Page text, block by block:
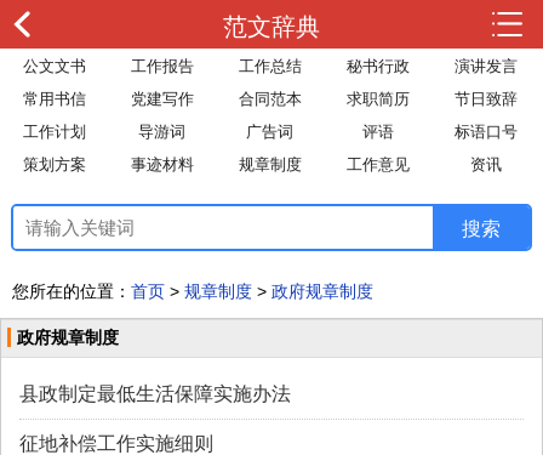
范文辞典
公文文书 工作报告 工作总结 秘书行政
演讲发言
常用书信
党建写作 合同范本 求职简历
节日致辞
工作计划
导游词 广告词 评语
标语口号
策划方案
事迹材料 规章制度 工作意见 资讯
您所在的位置： 首页 > 规章制度 > 政府规章制度
政府规章制度
县政制定最低生活保障实施办法
征地补偿工作实施细则